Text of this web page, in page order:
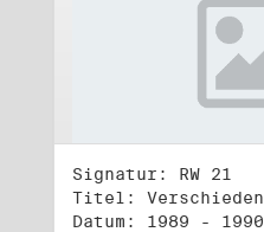
Signatur: RW 21
Datum: 1989 - 1990